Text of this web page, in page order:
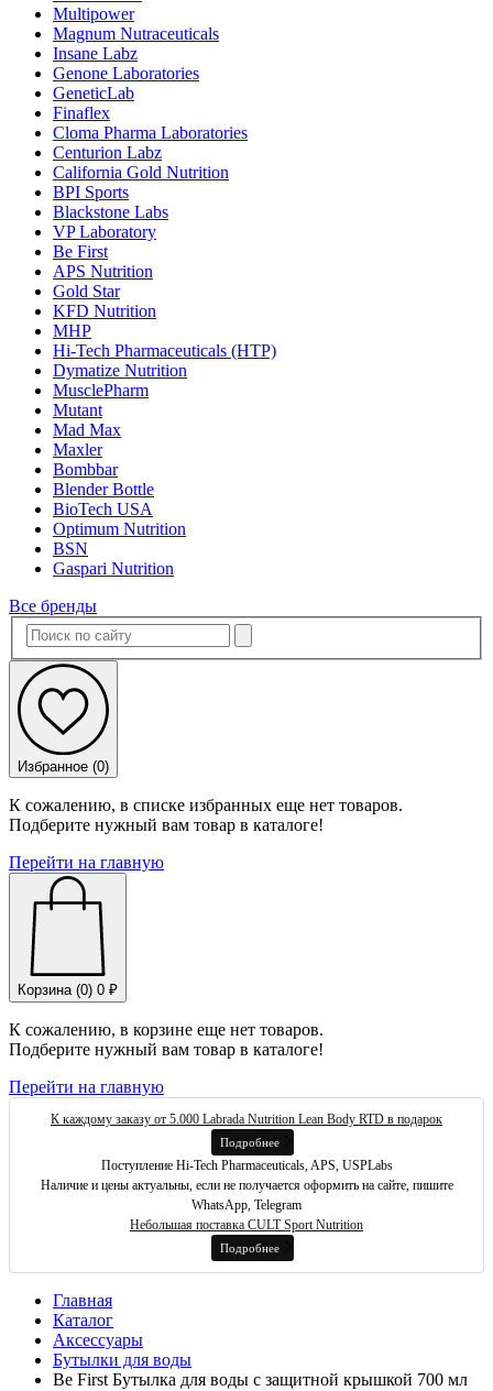
Multipower
Magnum Nutraceuticals
Insane Labz
Genone Laboratories
GeneticLab
Finaflex
Cloma Pharma Laboratories
Centurion Labz
California Gold Nutrition
BPI Sports
Blackstone Labs
VP Laboratory
Be First
APS Nutrition
Gold Star
KFD Nutrition
MHP
Hi-Tech Pharmaceuticals (HTP)
Dymatize Nutrition
MusclePharm
Mutant
Mad Max
Maxler
Bombbar
Blender Bottle
BioTech USA
Optimum Nutrition
BSN
Gaspari Nutrition
Все бренды
Избранное (0)
К сожалению, в списке избранных еще нет товаров.
Подберите нужный вам товар в каталоге!
Перейти на главную
Корзина (0) 0 ₽
К сожалению, в корзине еще нет товаров.
Подберите нужный вам товар в каталоге!
Перейти на главную
К каждому заказу от 5.000 Labrada Nutrition Lean Body RTD в подарок
Подробнее
Поступление Hi-Tech Pharmaceuticals, APS, USPLabs
Наличие и цены актуальны, если не получается оформить на сайте, пишите
WhatsApp, Telegram
Небольшая поставка CULT Sport Nutrition
Подробнее
Главная
Каталог
Аксессуары
Бутылки для воды
Be First Бутылка для воды с защитной крышкой 700 мл